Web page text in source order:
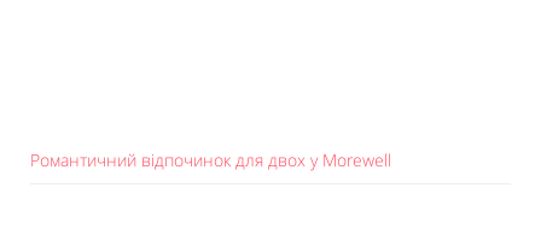
Романтичний відпочинок для двох у Morewell